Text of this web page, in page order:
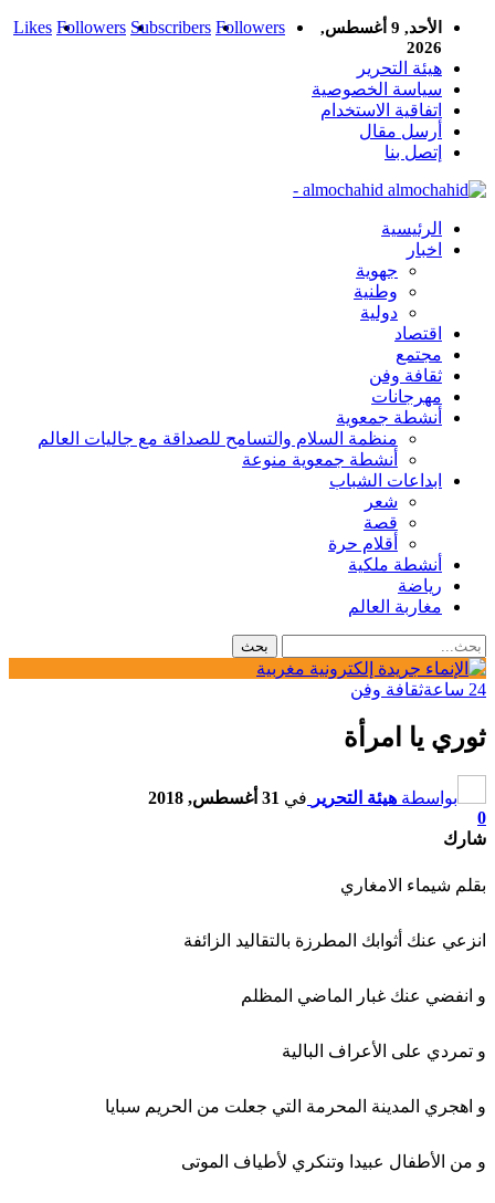
Likes Followers Subscribers Followers
الأحد, 9 أغسطس,
2026
هيئة التحرير
سياسة الخصوصية
اتفاقية الاستخدام
أرسل مقال
إتصل بنا
almochahid -
الرئيسية
اخبار
جهوية
وطنية
دولية
اقتصاد
مجتمع
ثقافة وفن
مهرجانات
أنشطة جمعوية
منظمة السلام والتسامح للصداقة مع جاليات العالم
أنشطة جمعوية منوعة
ابداعات الشباب
شعر
قصة
أقلام حرة
أنشطة ملكية
رياضة
مغاربة العالم
24 ساعة ثقافة وفن
ثوري يا امرأة
بواسطة هيئة التحرير في 31 أغسطس, 2018
0
شارك
بقلم شيماء الامغاري
انزعي عنك أثوابك المطرزة بالتقاليد الزائفة
و انفضي عنك غبار الماضي المظلم
و تمردي على الأعراف البالية
و اهجري المدينة المحرمة التي جعلت من الحريم سبايا
و من الأطفال عبيدا وتنكري لأطياف الموتى